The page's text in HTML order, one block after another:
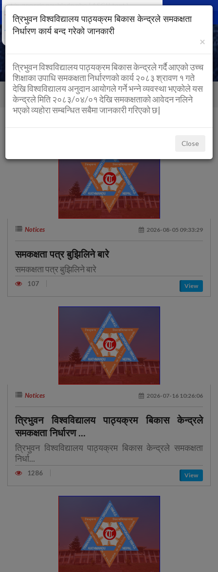
text/x-generic nav.blade.php ( ASCII text )
Back to Home Home category
NOTICES
Notices 2026-08-05 09:33:29
समकक्षता पत्र बुझिलिने बारे
समकक्षता पत्र बुझिलिने बारे
107 View
Notices 2026-07-16 10:26:06
त्रिभुवन विश्वविद्यालय पाठ्यक्रम बिकास केन्द्रले
समकक्षता निर्धारण ...
त्रिभुवन विश्वविद्यालय पाठ्यक्रम बिकास केन्द्रले समकक्षता
निर्धा...
1286 View
त्रिभुवन विश्वविद्यालय पाठ्यक्रम बिकास केन्द्रले समकक्षता
निर्धारण कार्य बन्द गरेको जानकारी
×
त्रिभुवन विश्वविद्यालय पाठ्यक्रम बिकास केन्द्रले गर्दै आएको उच्च
शिक्षाका उपाधि समकक्षता निर्धारणको कार्य २०८३ श्रावण १ गते
देखि विश्वविद्यालय अनुदान आयोगले गर्ने भन्ने व्यवस्था भएकोले यस
केन्द्रले मिति २०८३/०४/०१ देखि समकक्षताको आवेदन नलिने
भएको व्यहोरा सम्बन्धित सबैमा जानकारी गरिएको छ|
Close